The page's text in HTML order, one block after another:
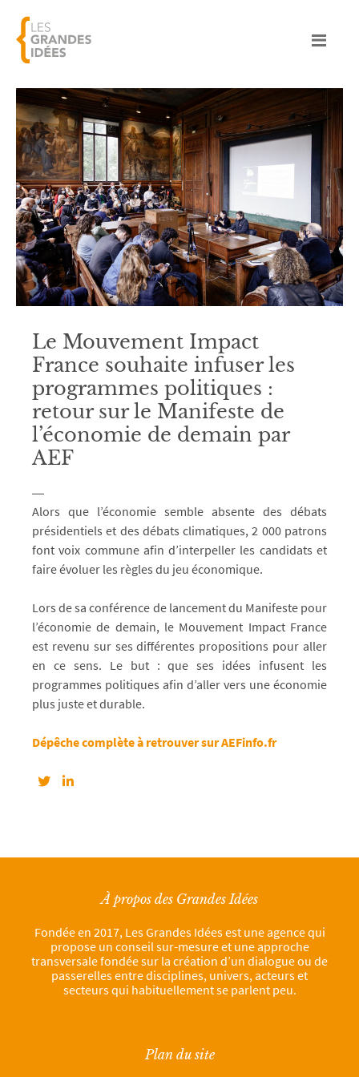
Le Mouvement Impact
France souhaite infuser les
programmes politiques :
retour sur le Manifeste de
l’économie de demain par
AEF
Alors que l’économie semble absente des débats
présidentiels et des débats climatiques, 2 000 patrons
font voix commune afin d’interpeller les candidats et
faire évoluer les règles du jeu économique.
Lors de sa conférence de lancement du Manifeste pour
l’économie de demain, le Mouvement Impact France
est revenu sur ses différentes propositions pour aller
en ce sens. Le but : que ses idées infusent les
programmes politiques afin d’aller vers une économie
plus juste et durable.
Dépêche complète à retrouver sur AEFinfo.fr
À propos des Grandes Idées
Fondée en 2017, Les Grandes Idées est une agence qui
propose un conseil sur-mesure et une approche
transversale fondée sur la création d’un dialogue ou de
passerelles entre disciplines, univers, acteurs et
secteurs qui habituellement se parlent peu.
Plan du site